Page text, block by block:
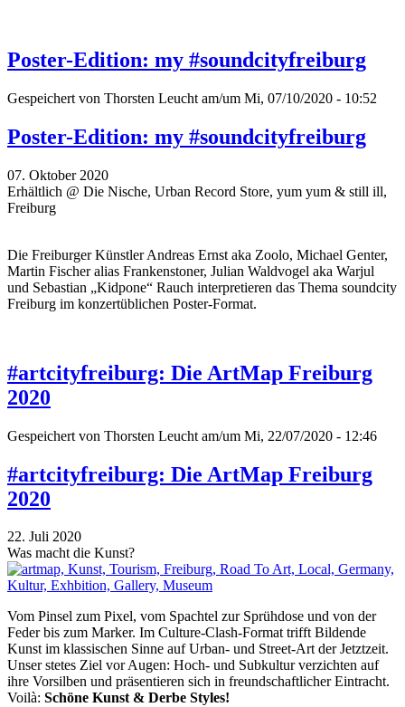
Poster-Edition: my #soundcityfreiburg
Gespeichert von Thorsten Leucht am/um Mi, 07/10/2020 - 10:52
Poster-Edition: my #soundcityfreiburg
07. Oktober 2020
Erhältlich @ Die Nische, Urban Record Store, yum yum & still ill,
Freiburg
Die Freiburger Künstler Andreas Ernst aka Zoolo, Michael Genter,
Martin Fischer alias Frankenstoner, Julian Waldvogel aka Warjul
und Sebastian „Kidpone“ Rauch interpretieren das Thema soundcity
Freiburg im konzertüblichen Poster-Format.
#artcityfreiburg: Die ArtMap Freiburg
2020
Gespeichert von Thorsten Leucht am/um Mi, 22/07/2020 - 12:46
#artcityfreiburg: Die ArtMap Freiburg
2020
22. Juli 2020
Was macht die Kunst?
Vom Pinsel zum Pixel, vom Spachtel zur Sprühdose und von der
Feder bis zum Marker. Im Culture-Clash-Format trifft Bildende
Kunst im klassischen Sinne auf Urban- und Street-Art der Jetztzeit.
Unser stetes Ziel vor Augen: Hoch- und Subkultur verzichten auf
ihre Vorsilben und präsentieren sich in freundschaftlicher Eintracht.
Voilà: Schöne Kunst & Derbe Styles!